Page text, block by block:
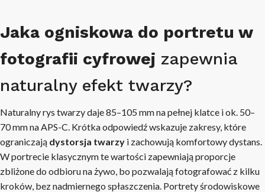
Jaka ogniskowa do portretu w
fotografii cyfrowej zapewnia
naturalny efekt twarzy?
Naturalny rys twarzy daje 85–105 mm na pełnej klatce i ok. 50–
70 mm na APS-C. Krótka odpowiedź wskazuje zakresy, które
ograniczają dystorsja twarzy i zachowują komfortowy dystans.
W portrecie klasycznym te wartości zapewniają proporcje
zbliżone do odbioru na żywo, bo pozwalają fotografować z kilku
kroków, bez nadmiernego spłaszczenia. Portrety środowiskowe